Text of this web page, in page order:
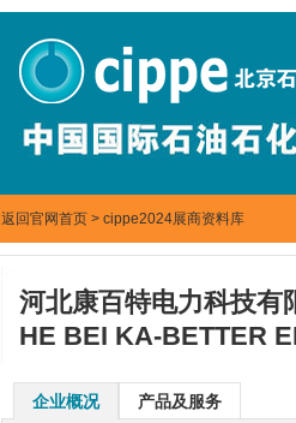
返回官网首页 > cippe2024展商资料库
河北康百特电力科技有
HE BEI KA-BETTER
企业概况 产品及服务